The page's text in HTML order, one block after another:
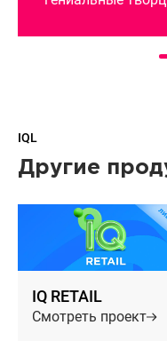
IQL
Другие
IQ RETAIL
Смотреть проект